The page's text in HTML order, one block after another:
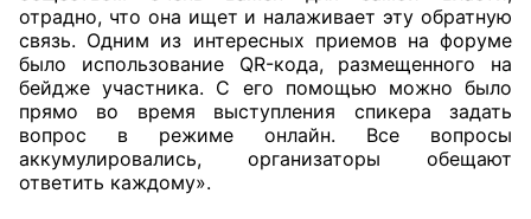
отрадно, что она ищет и налаживает эту обратную
связь. Одним из интересных приемов на форуме
было использование QR-кода, размещенного на
бейдже участника. С его помощью можно было
прямо во время выступления спикера задать
вопрос в режиме онлайн. Все вопросы
аккумулировались, организаторы обещают
ответить каждому».